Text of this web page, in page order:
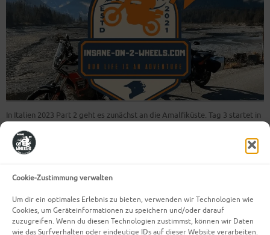
Cookie-Zustimmung verwalten
Um dir ein optimales Erlebnis zu bieten, verwenden wir Technologien wie
Cookies, um Geräteinformationen zu speichern und/oder darauf
zuzugreifen. Wenn du diesen Technologien zustimmst, können wir Daten
wie das Surfverhalten oder eindeutige IDs auf dieser Website verarbeiten.
In Italien 2023 Part 2 geht es zunächst an die Amalfiküste. Tag 3 startet in
Landesinnere gefahren sind bis wir auf die Küstenstraße von Amalfi
gestoßen sind. Auf dem Weg dorthin sind wir durch eine wunderschöne
Mehr Beiträge